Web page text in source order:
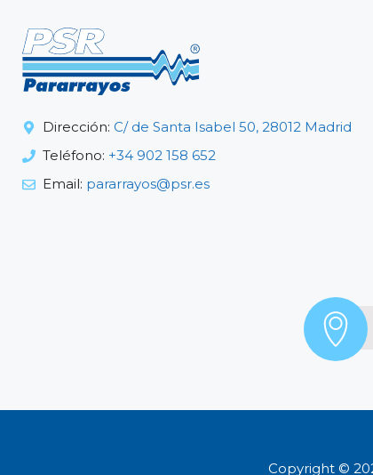
Dirección: C/ de Santa Isabel 50, 28012 Madrid
Teléfono: +34 902 158 652
Email: pararrayos@psr.es
Copyright ©